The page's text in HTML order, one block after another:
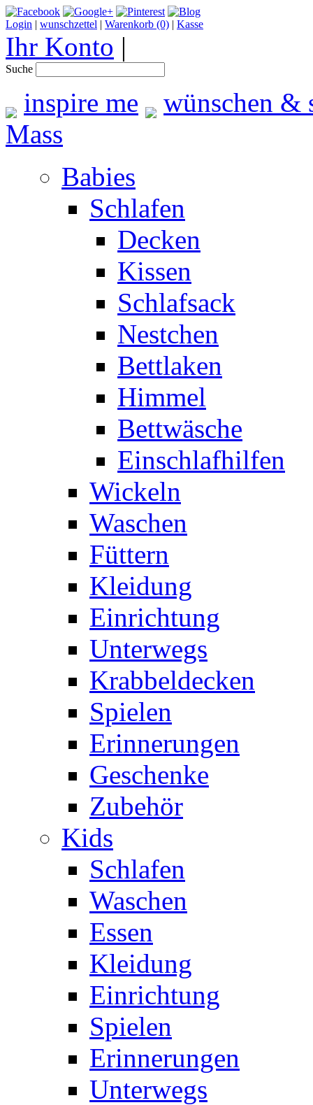
Login | wunschzettel | Warenkorb (0) | Kasse
Ihr Konto |
Suche
inspire me
wünschen &
Mass
Babies
Schlafen
Decken
Kissen
Schlafsack
Nestchen
Bettlaken
Himmel
Bettwäsche
Einschlafhilfen
Wickeln
Waschen
Füttern
Kleidung
Einrichtung
Unterwegs
Krabbeldecken
Spielen
Erinnerungen
Geschenke
Zubehör
Kids
Schlafen
Waschen
Essen
Kleidung
Einrichtung
Spielen
Erinnerungen
Unterwegs